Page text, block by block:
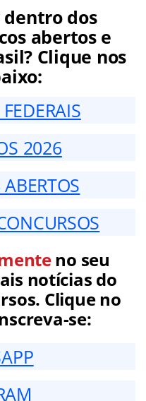
dos
abertos e
Clique nos
2026
no seu
notícias do
Clique no
se: